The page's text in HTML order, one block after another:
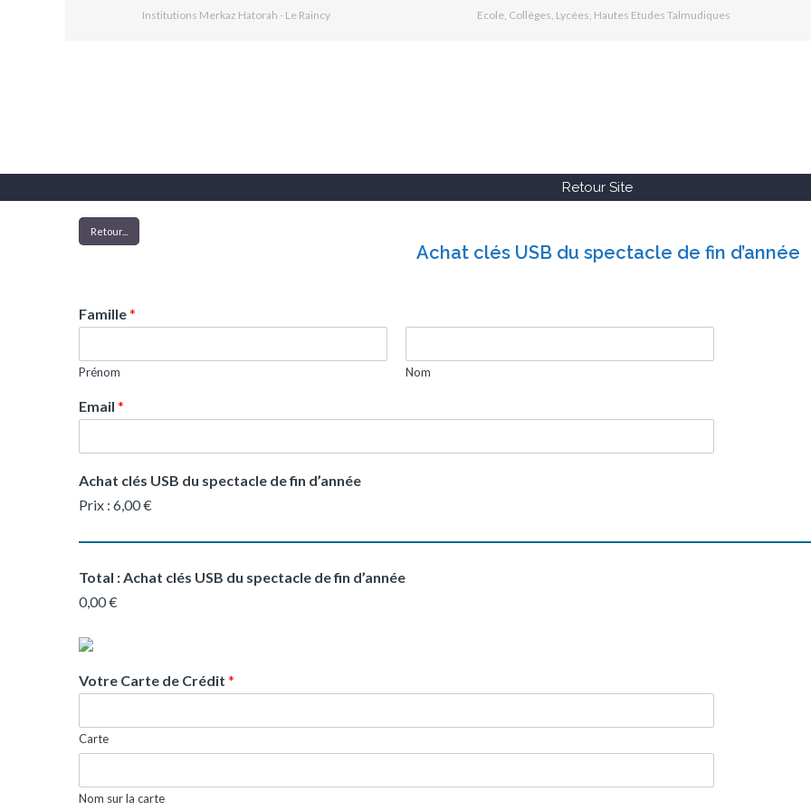
Institutions Merkaz Hatorah - Le Raincy Ecole, Collèges, Lycées, Hautes Etudes Talmudiques
Retour Site
Retour...
Achat clés USB du spectacle de fin d’année
Famille*
Prénom Nom
Email *
Achat clés USB du spectacle de fin d’année
Prix : 6,00 €
Total : Achat clés USB du spectacle de fin d’année
0,00 €
Votre Carte de Crédit *
Carte
Nom sur la carte